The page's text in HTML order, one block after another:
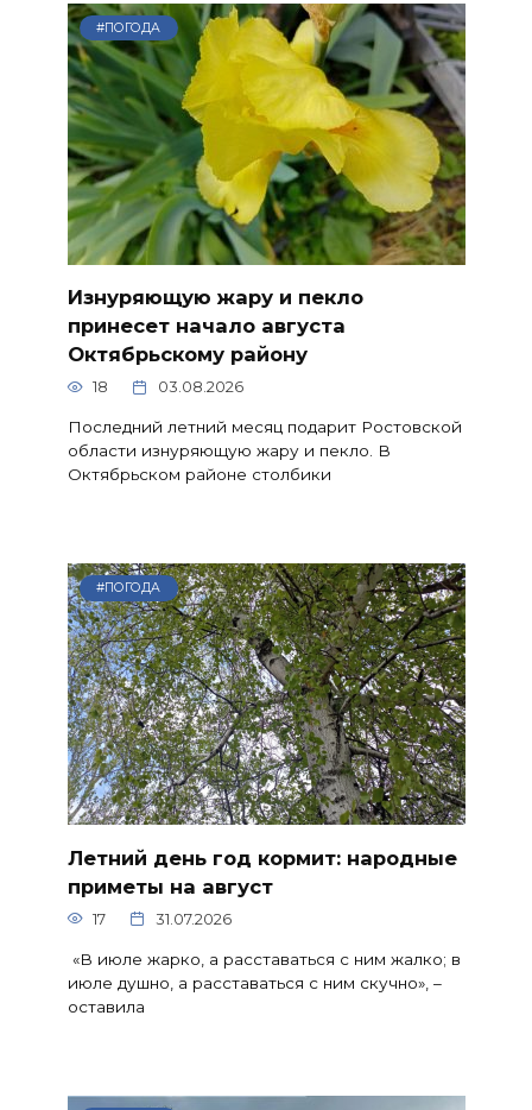
#ПОГОДА
Изнуряющую жару и пекло
принесет начало августа
Октябрьскому району
18 03.08.2026
Последний летний месяц подарит Ростовской
области изнуряющую жару и пекло. В
Октябрьском районе столбики
#ПОГОДА
Летний день год кормит: народные
приметы на август
17 31.07.2026
«В июле жарко, а расставаться с ним жалко; в
июле душно, а расставаться с ним скучно», –
оставила